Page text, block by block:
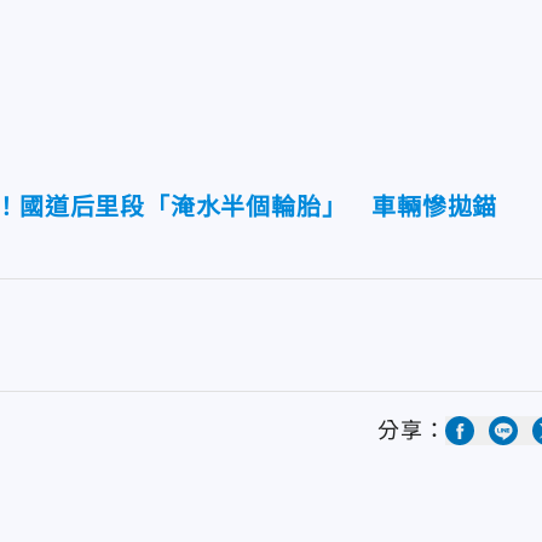
國道后里段「淹水半個輪胎」 車輛慘拋錨
分享：